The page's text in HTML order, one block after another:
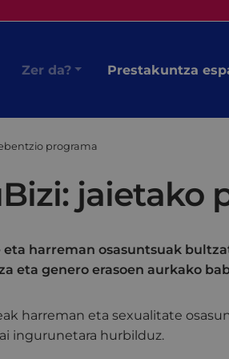
Zer da? Prestakuntza
programa
jaietako
harreman osasuntsuak
eta genero erasoen aurkako
harreman eta sexualitate
ingurunetara hurbilduz.